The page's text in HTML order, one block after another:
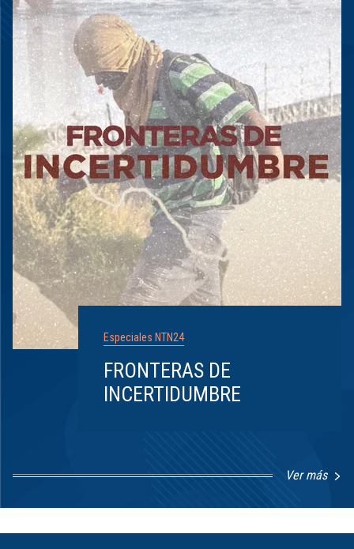
Especiales NTN24
FRONTERAS DE
INCERTIDUMBRE
Ver más
1
8